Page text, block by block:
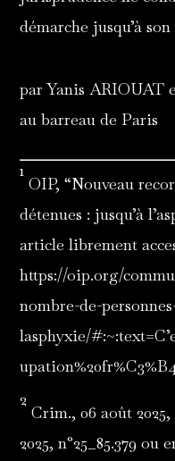
démarche jusqu’à
par Yanis ARIOUAT
au barreau de Paris
1
OIP, “Nouveau
détenues : jusqu’à
article librement
https://oip.org/
nombre-de-
lasphyxie/
2
Crim., 06 août 2025,
2025, n°25_85.379